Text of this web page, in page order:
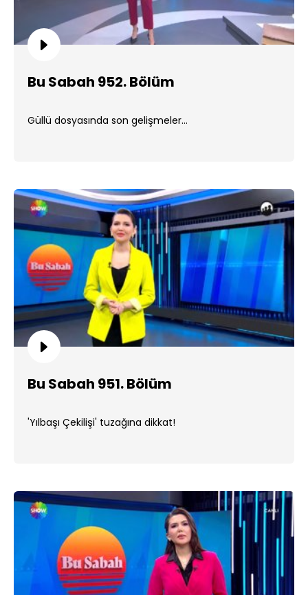
Bu Sabah 952. Bölüm
Güllü dosyasında son gelişmeler...
Bu Sabah 951. Bölüm
'Yılbaşı Çekilişi' tuzağına dikkat!